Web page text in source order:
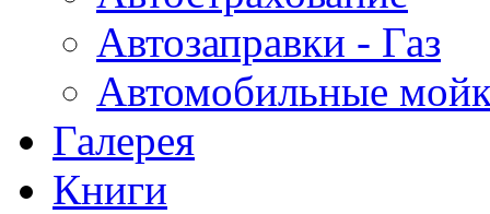
Автозаправки - Газ
Автомобильные
Галерея
Книги